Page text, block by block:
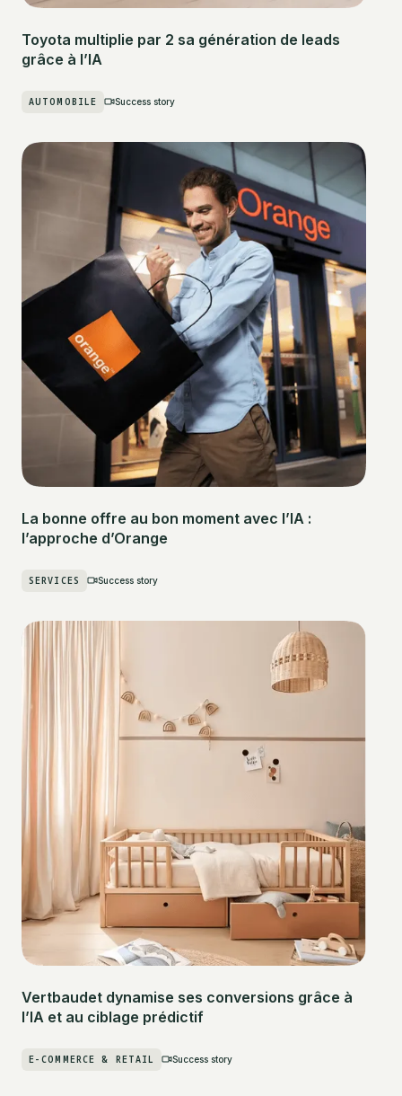
Toyota multiplie par 2 sa génération de leads
grâce à l’IA
AUTOMOBILE Success story
La bonne offre au bon moment avec l’IA :
l’approche d’Orange
SERVICES Success story
Vertbaudet dynamise ses conversions grâce à
l’IA et au ciblage prédictif
E-COMMERCE & RETAIL Success story